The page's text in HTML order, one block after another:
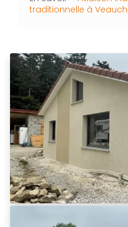
traditionnelle à